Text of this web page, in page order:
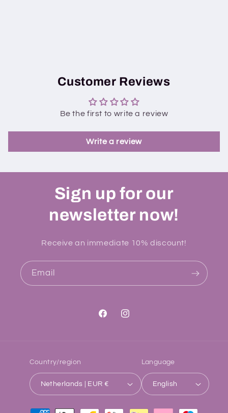
Customer Reviews
Be the first to write a review
Write a review
Sign up for our
newsletter now!
Receive an immediate 10% discount!
Email
FacebookInstagram
Country/region
Netherlands | EUR €
Language
English
Payment